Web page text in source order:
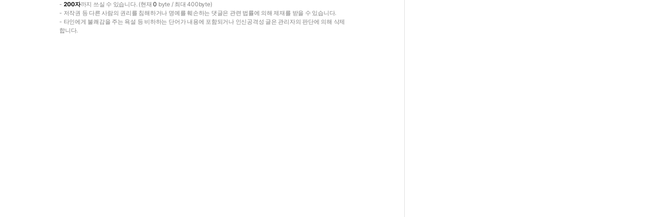
- 200자까지 쓰실 수 있습니다. (현재0 byte / 최대 400byte)
- 저작권 등 다른 사람의 권리를 침해하거나 명예를 훼손하는 댓글은 관련 법률에 의해 제재를 받을 수 있습니다.
- 타인에게 불쾌감을 주는 욕설 등 비하하는 단어가 내용에 포함되거나 인신공격성 글은 관리자의 판단에 의해 삭제
합니다.